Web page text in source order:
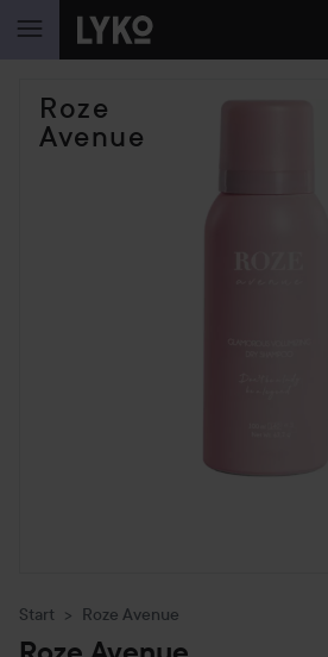
HOPPA TILL INNEHÅLLET
Roze
Avenue
Start Roze Avenue